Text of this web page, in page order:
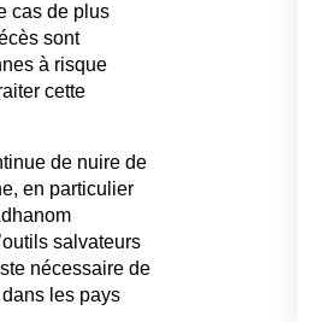
cas de plus
sont
à risque
cette
de nuire de
en particulier
salvateurs
nécessaire de
les pays